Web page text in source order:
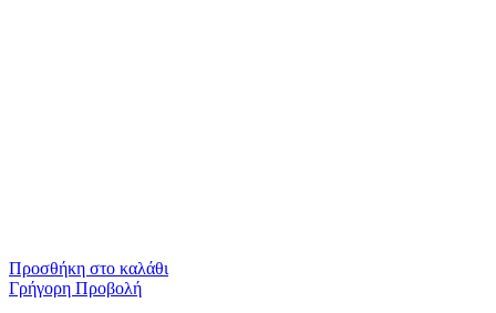
Προσθήκη στο καλάθι
Γρήγορη Προβολή